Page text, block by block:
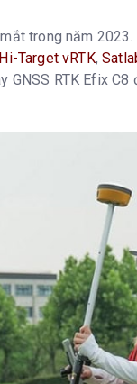
trong năm
Hi-Target vRTK,
RTK Efix